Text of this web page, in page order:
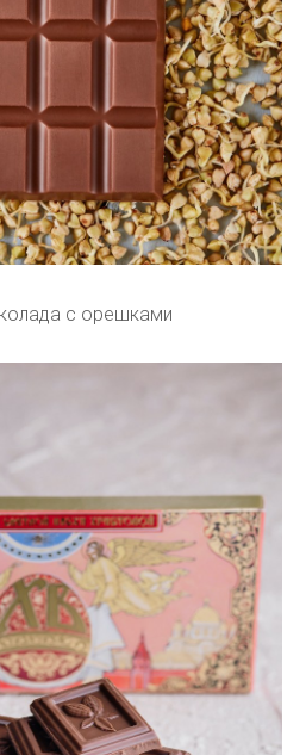
с орешками